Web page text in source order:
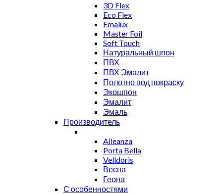
3D Flex
Eco Flex
Emalux
Master Foil
Soft Touch
Натуральный шпон
ПВХ
ПВХ Эмалит
Полотно под покраску
Экошпон
Эмалит
Эмаль
Производитель
Alleanza
Porta Bella
Velldoris
Весна
Геона
С особенностями